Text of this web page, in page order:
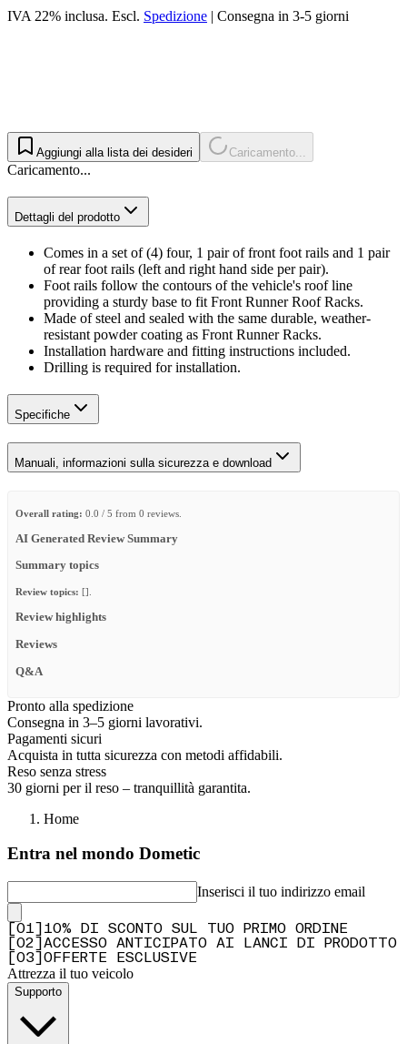
IVA 22% inclusa. Escl. Spedizione | Consegna in 3-5 giorni
Aggiungi alla lista dei desideri Caricamento...
Caricamento...
Dettagli del prodotto
Comes in a set of (4) four, 1 pair of front foot rails and 1 pair
of rear foot rails (left and right hand side per pair).
Foot rails follow the contours of the vehicle's roof line
providing a sturdy base to fit Front Runner Roof Racks.
Made of steel and sealed with the same durable, weather-
resistant powder coating as Front Runner Racks.
Installation hardware and fitting instructions included.
Drilling is required for installation.
Specifiche
Manuali, informazioni sulla sicurezza e download
Overall rating: 0.0 / 5 from 0 reviews.
AI Generated Review Summary
Summary topics
Review topics: [].
Review highlights
Reviews
Q&A
Pronto alla spedizione
Consegna in 3–5 giorni lavorativi.
Pagamenti sicuri
Acquista in tutta sicurezza con metodi affidabili.
Reso senza stress
30 giorni per il reso – tranquillità garantita.
Home
Entra nel mondo Dometic
Inserisci il tuo indirizzo email
01
10% DI SCONTO SUL TUO PRIMO ORDINE
02
ACCESSO ANTICIPATO AI LANCI DI PRODOTTO
03 OFFERTE ESCLUSIVE
Attrezza il tuo veicolo
Supporto